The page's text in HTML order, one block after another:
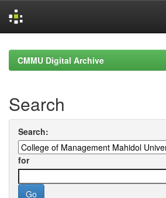
navigationCMMU Digital Archive
Search
Search:
for